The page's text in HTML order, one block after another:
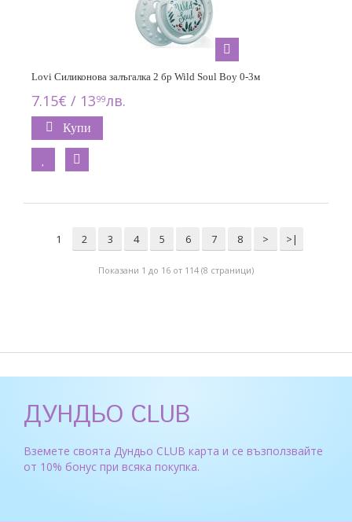
Lovi Силиконова залъгалка 2 бр Wild Soul Boy 0-3м
7.15€ / 1399лв.
Купи
1 2 3 4 5 6 7 8 > >|
Показани 1 до 16 от 114 (8 страници)
ДУНДЬО CLUB
Вземете своята Дундьо CLUB карта и се възползвайте
от 10% бонус при всяка покупка.